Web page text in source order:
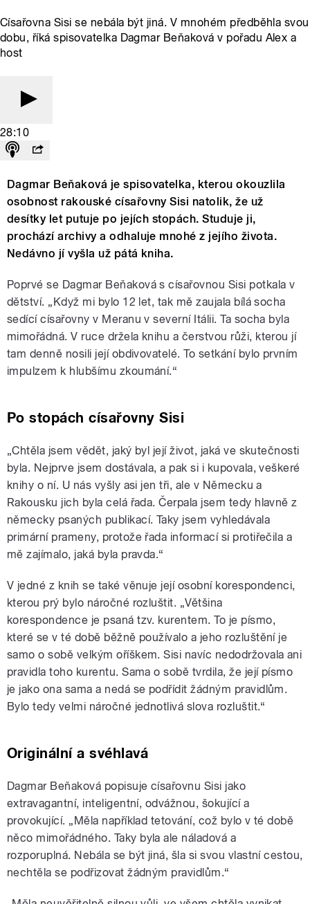
Císařovna Sisi se nebála být jiná. V mnohém předběhla svou
dobu, říká spisovatelka Dagmar Beňaková v pořadu Alex a
host
28:10
Dagmar Beňaková je spisovatelka, kterou okouzlila
osobnost rakouské císařovny Sisi natolik, že už
desítky let putuje po jejích stopách. Studuje ji,
prochází archivy a odhaluje mnohé z jejího života.
Nedávno jí vyšla už pátá kniha.
Poprvé se Dagmar Beňaková s císařovnou Sisi potkala v
dětství. „Když mi bylo 12 let, tak mě zaujala bílá socha
sedící císařovny v Meranu v severní Itálii. Ta socha byla
mimořádná. V ruce držela knihu a čerstvou růži, kterou jí
tam denně nosili její obdivovatelé. To setkání bylo prvním
impulzem k hlubšímu zkoumání.“
Po stopách císařovny Sisi
„Chtěla jsem vědět, jaký byl její život, jaká ve skutečnosti
byla. Nejprve jsem dostávala, a pak si i kupovala, veškeré
knihy o ní. U nás vyšly asi jen tři, ale v Německu a
Rakousku jich byla celá řada. Čerpala jsem tedy hlavně z
německy psaných publikací. Taky jsem vyhledávala
primární prameny, protože řada informací si protiřečila a
mě zajímalo, jaká byla pravda.“
V jedné z knih se také věnuje její osobní korespondenci,
kterou prý bylo náročné rozluštit. „Většina
korespondence je psaná tzv. kurentem. To je písmo,
které se v té době běžně používalo a jeho rozluštění je
samo o sobě velkým oříškem. Sisi navíc nedodržovala ani
pravidla toho kurentu. Sama o sobě tvrdila, že její písmo
je jako ona sama a nedá se podřídit žádným pravidlům.
Bylo tedy velmi náročné jednotlivá slova rozluštit.“
Originální a svéhlavá
Dagmar Beňaková popisuje císařovnu Sisi jako
extravagantní, inteligentní, odvážnou, šokující a
provokující. „Měla například tetování, což bylo v té době
něco mimořádného. Taky byla ale náladová a
rozporuplná. Nebála se být jiná, šla si svou vlastní cestou,
nechtěla se podřizovat žádným pravidlům.“